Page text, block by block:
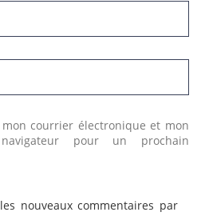
courrier électronique et mon
pour un prochain
nouveaux commentaires par